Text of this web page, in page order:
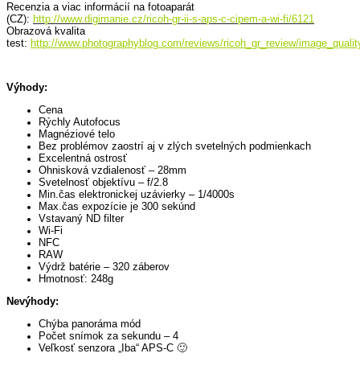
Recenzia a viac informácií na fotoaparát
(CZ): http://www.digimanie.cz/ricoh-gr-ii-s-aps-c-cipem-a-wi-fi/6121
Obrazová kvalita
test: http://www.photographyblog.com/reviews/ricoh_gr_review/
Výhody:
Cena
Rýchly Autofocus
Magnéziové telo
Bez problémov zaostrí aj v zlých svetelných podmienkach
Excelentná ostrosť
Ohnisková vzdialenosť – 28mm
Svetelnosť objektívu – f/2.8
Min.čas elektronickej uzávierky – 1/4000s
Max.čas expozície je 300 sekúnd
Vstavaný ND filter
Wi-Fi
NFC
RAW
Výdrž batérie – 320 záberov
Hmotnosť: 248g
Nevýhody:
Chýba panoráma mód
Počet snímok za sekundu – 4
Veľkosť senzora „Iba“ APS-C 🙂